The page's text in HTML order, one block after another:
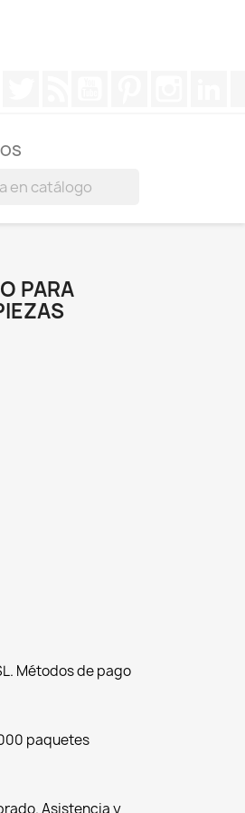
PARA
Métodos de pago
paquetes
Asistencia y